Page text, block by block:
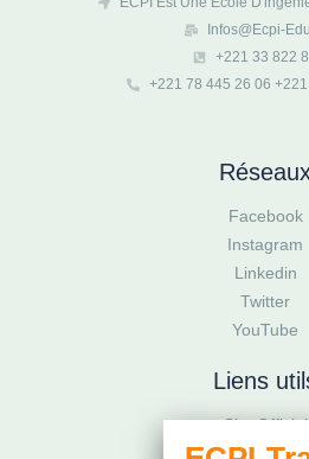
Infos@ecpi-
+221 33 822
+221 78 445 26 06
Facebook
Instagram
Linkedin
Twitter
YouTube
Liens
Site Officiel
ECPI-